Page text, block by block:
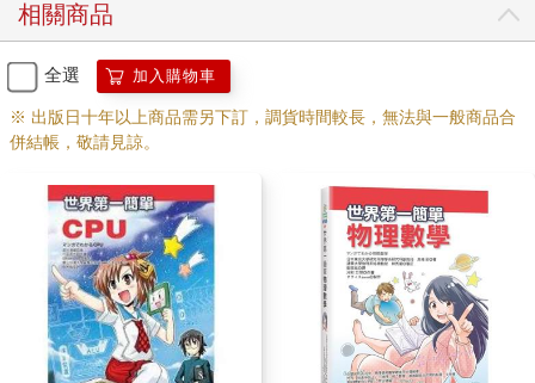
相關商品
全選 加入購物車
※ 出版日十年以上商品需另下訂，調貨時間較長，無法與一般商品合
併結帳，敬請見諒。